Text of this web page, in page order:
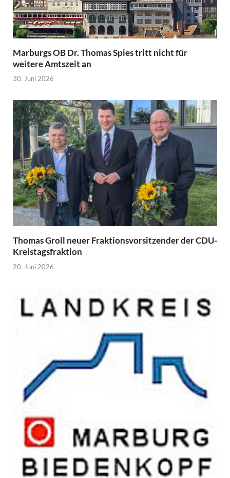
Marburgs OB Dr. Thomas Spies tritt nicht für
weitere Amtszeit an
30. Juni 2026
Thomas Groll neuer Fraktionsvorsitzender der CDU-
Kreistagsfraktion
20. Juni 2026